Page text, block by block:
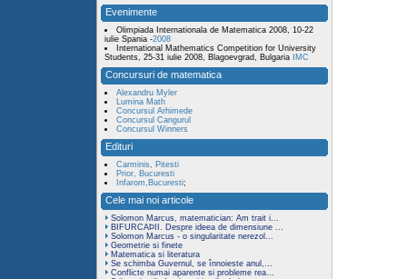
Evenimente
Olimpiada Internationala de Matematica 2008, 10-22
iulie Spania -2008
International Mathematics Competition for University
Students, 25-31 iulie 2008, Blagoevgrad, Bulgaria IMC
Concursuri de matematica
Alexandru Myler
Lumina Math
Concursul Arhimede
Concursul Cangurul
Concursul Winners
Edituri
Carminis, Pitesti
Prior, Bucuresti
Infarom,Bucuresti;
Cele mai noi articole
Solomon Marcus, matematician: Am trait i...
BIFURCAÞII. Despre ideea de dimensiune ...
Solomon Marcus - o singularitate nerezol...
Geometrie si finete
Matematica si literatura
Se schimba Guvernul, se înnoieste anul,...
Conflicte numai aparente si probleme rea...